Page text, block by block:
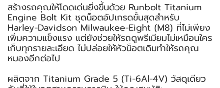
สร้างรถคุณให้โดดเด่นยิ่งขึ้นด้วย Runbolt Titanium
Engine Bolt Kit ชุดน็อตอัปเกรดขั้นสุดสำหรับ
Harley-Davidson Milwaukee-Eight (M8) ที่ไม่เพียง
เพิ่มความแข็งแรง แต่ยังช่วยให้รถดูพรีเมียมไม่เหมือนใคร
เก็บทุกรายละเอียด ไม่ปล่อยให้หัวน็อตเดิมทำให้รถคุณ
หมองอีกต่อไป
ผลิตจาก Titanium Grade 5 (Ti-6Al-4V) วัสดุเดียว